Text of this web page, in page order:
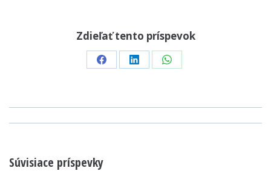
Zdieľať tento príspevok
Share
Facebook
Share
LinkedIn
Share
WhatsApp
Súvisiace príspevky